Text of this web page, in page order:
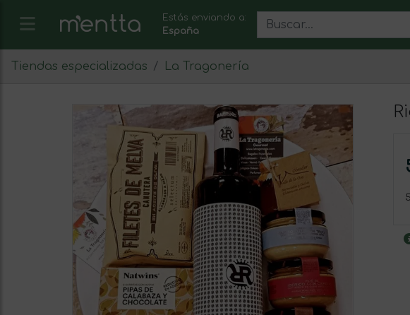
Estás enviando a:
España
Tiendas especializadas La Tragonería